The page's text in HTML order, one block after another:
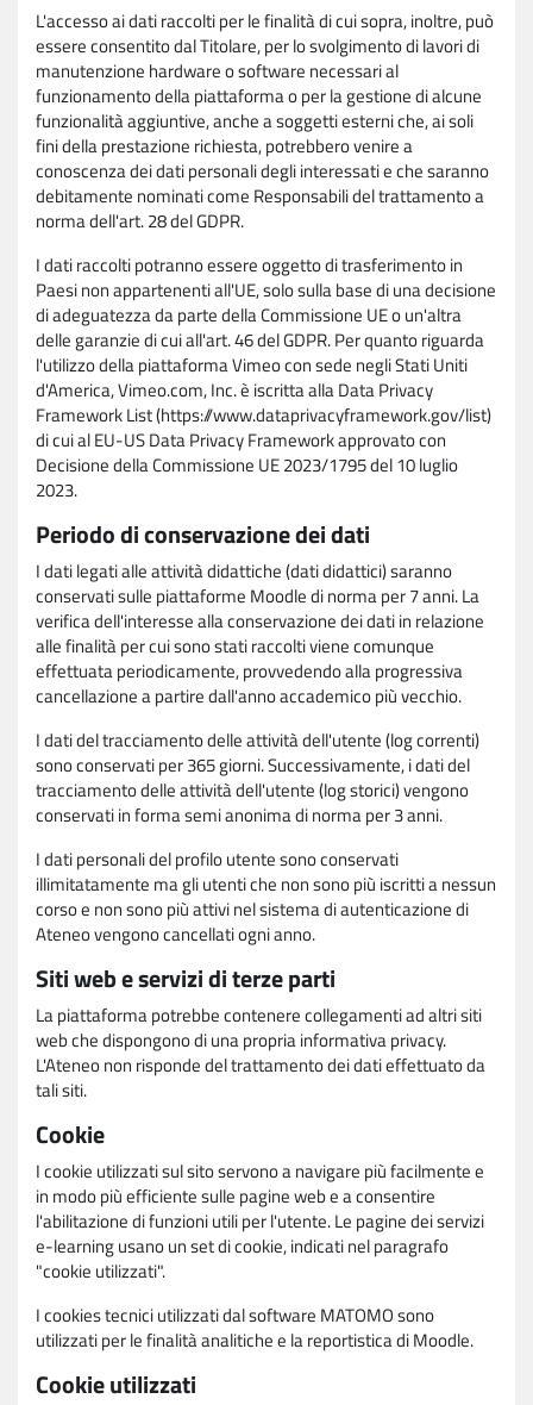
L'accesso ai dati raccolti per le finalità di cui sopra, inoltre, può
essere consentito dal Titolare, per lo svolgimento di lavori di
manutenzione hardware o software necessari al
funzionamento della piattaforma o per la gestione di alcune
funzionalità aggiuntive, anche a soggetti esterni che, ai soli
fini della prestazione richiesta, potrebbero venire a
conoscenza dei dati personali degli interessati e che saranno
debitamente nominati come Responsabili del trattamento a
norma dell'art. 28 del GDPR.
I dati raccolti potranno essere oggetto di trasferimento in
Paesi non appartenenti all'UE, solo sulla base di una decisione
di adeguatezza da parte della Commissione UE o un'altra
delle garanzie di cui all'art. 46 del GDPR. Per quanto riguarda
l'utilizzo della piattaforma Vimeo con sede negli Stati Uniti
d'America, Vimeo.com, Inc. è iscritta alla Data Privacy
Framework List (https://www.dataprivacyframework.gov/list)
di cui al EU-US Data Privacy Framework approvato con
Decisione della Commissione UE 2023/1795 del 10 luglio
2023.
Periodo di conservazione dei dati
I dati legati alle attività didattiche (dati didattici) saranno
conservati sulle piattaforme Moodle di norma per 7 anni. La
verifica dell'interesse alla conservazione dei dati in relazione
alle finalità per cui sono stati raccolti viene comunque
effettuata periodicamente, provvedendo alla progressiva
cancellazione a partire dall'anno accademico più vecchio.
I dati del tracciamento delle attività dell'utente (log correnti)
sono conservati per 365 giorni. Successivamente, i dati del
tracciamento delle attività dell'utente (log storici) vengono
conservati in forma semi anonima di norma per 3 anni.
I dati personali del profilo utente sono conservati
illimitatamente ma gli utenti che non sono più iscritti a nessun
corso e non sono più attivi nel sistema di autenticazione di
Ateneo vengono cancellati ogni anno.
Siti web e servizi di terze parti
La piattaforma potrebbe contenere collegamenti ad altri siti
web che dispongono di una propria informativa privacy.
L'Ateneo non risponde del trattamento dei dati effettuato da
tali siti.
Cookie
I cookie utilizzati sul sito servono a navigare più facilmente e
in modo più efficiente sulle pagine web e a consentire
l'abilitazione di funzioni utili per l'utente. Le pagine dei servizi
e-learning usano un set di cookie, indicati nel paragrafo
"cookie utilizzati".
I cookies tecnici utilizzati dal software MATOMO sono
utilizzati per le finalità analitiche e la reportistica di Moodle.
Cookie utilizzati